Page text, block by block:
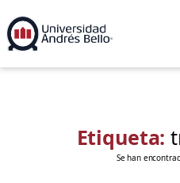
Etiqueta:
Se han